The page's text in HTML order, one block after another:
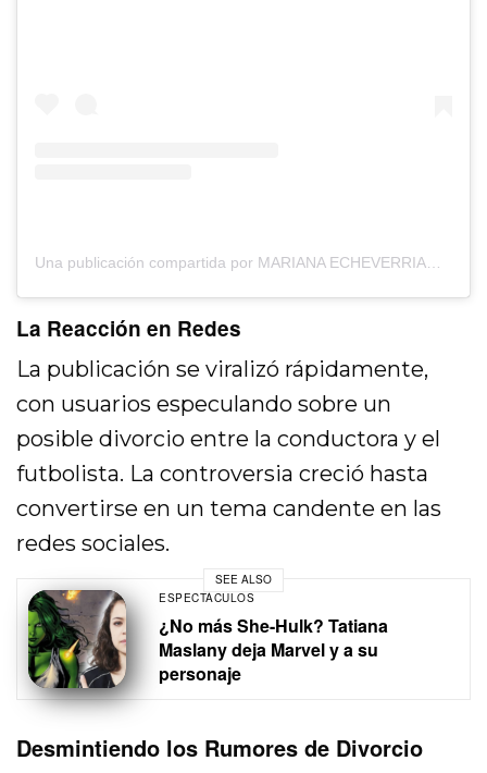
La Reacción en Redes
La publicación se viralizó rápidamente,
con usuarios especulando sobre un
posible divorcio entre la conductora y el
futbolista. La controversia creció hasta
convertirse en un tema candente en las
redes sociales.
SEE ALSO
ESPECTÁCULOS
¿No más She-Hulk? Tatiana
Maslany deja Marvel y a su
personaje
Desmintiendo los Rumores de Divorcio